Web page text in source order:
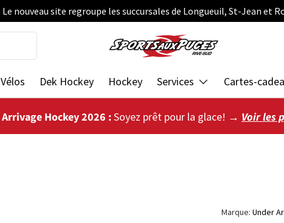
Le nouveau site regroupe les succursales de Longueuil, St-Jean et
Vélos Dek Hockey Hockey Services Cartes-
Arrivage Hockey 2026 :Soyez prêt pour la glace! → Voir les
Marque:Under